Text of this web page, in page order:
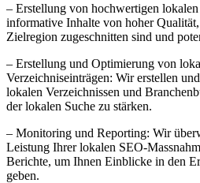
– Erstellung von hochwertigen
informative Inhalte von hoher
Zielregion zugeschnitten sind und
– Erstellung und Optimierung von
Verzeichniseinträgen: Wir erstellen
lokalen Verzeichnissen und
der lokalen Suche zu stärken.
– Monitoring und Reporting: Wir
Leistung Ihrer lokalen SEO-
Berichte, um Ihnen Einblicke in den
geben.